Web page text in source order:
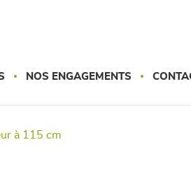
NOS ENGAGEMENTS
à 115 cm